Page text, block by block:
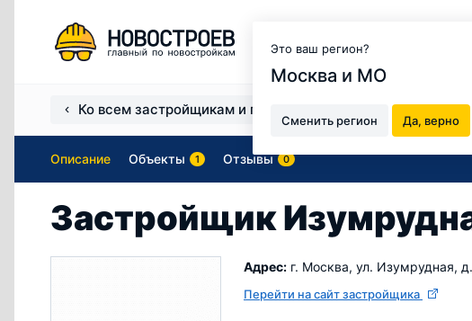
Это ваш регион?
Москва и МО
Сменить регион Да, верно
Ко всем застройщикам и продавцам Застройщики
Описание Объекты 1 Отзывы 0
Застройщик
Адрес: г. Москва, ул. Изумрудная,
Перейти на сайт застройщика